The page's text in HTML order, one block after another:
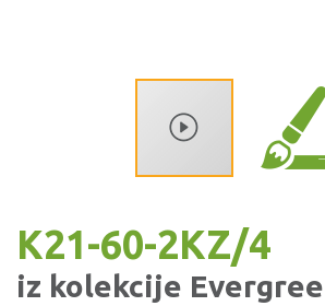
K21-60-2KZ/4
iz kolekcije